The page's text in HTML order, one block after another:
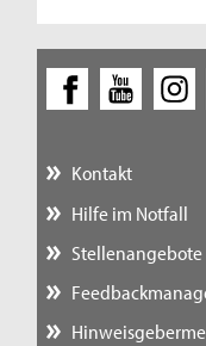
Kontakt
Hilfe im Notfall
Stellenangebote